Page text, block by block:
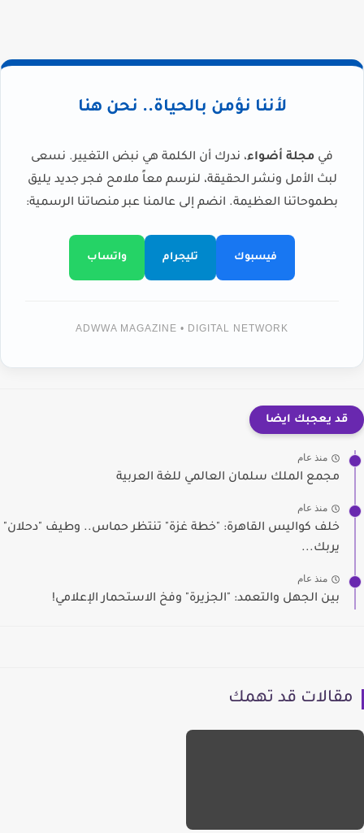
لأننا نؤمن بالحياة.. نحن هنا
في مجلة أضواء، ندرك أن الكلمة هي نبض التغيير. نسعى
لبث الأمل ونشر الحقيقة، لنرسم معاً ملامح فجر جديد يليق
بطموحاتنا العظيمة. انضم إلى عالمنا عبر منصاتنا الرسمية:
فيسبوك تليجرام واتساب
ADWWA MAGAZINE • DIGITAL NETWORK
قد يعجبك ايضا
منذ عام
مجمع الملك سلمان العالمي للغة العربية
منذ عام
خلف كواليس القاهرة: "خطة غزة" تنتظر حماس.. وطيف "دحلان"
يربك...
منذ عام
بين الجهل والتعمد: "الجزيرة" وفخ الاستحمار الإعلامي!
مقالات قد تهمك